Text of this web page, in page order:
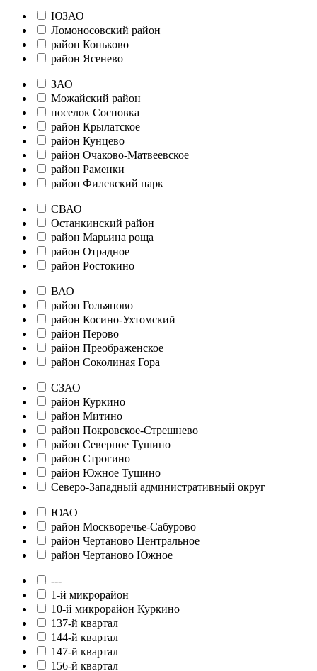
ЮЗАО
Ломоносовский район
район Коньково
район Ясенево
ЗАО
Можайский район
поселок Сосновка
район Крылатское
район Кунцево
район Очаково-Матвеевское
район Раменки
район Филевский парк
СВАО
Останкинский район
район Марьина роща
район Отрадное
район Ростокино
ВАО
район Гольяново
район Косино-Ухтомский
район Перово
район Преображенское
район Соколиная Гора
СЗАО
район Куркино
район Митино
район Покровское-Стрешнево
район Северное Тушино
район Строгино
район Южное Тушино
Северо-Западный административный округ
ЮАО
район Москворечье-Сабурово
район Чертаново Центральное
район Чертаново Южное
---
1-й микрорайон
10-й микрорайон Куркино
137-й квартал
144-й квартал
147-й квартал
156-й квартал